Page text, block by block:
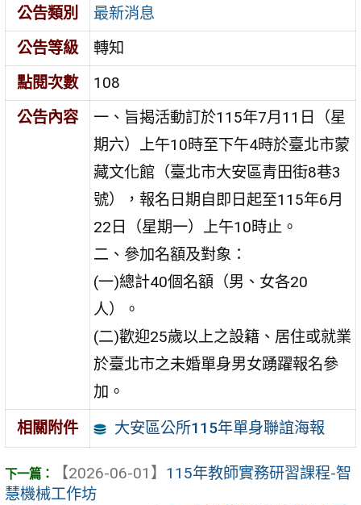
公告類別
最新消息
公告等級
轉知
點閱次數
108
公告內容
一、旨揭活動訂於115年7月11日（星
期六）上午10時至下午4時於臺北市蒙
藏文化館（臺北市大安區青田街8巷3
號），報名日期自即日起至115年6月
22日（星期一）上午10時止。
二、參加名額及對象：
(一)總計40個名額（男、女各20
人）。
(二)歡迎25歲以上之設籍、居住或就業
於臺北市之未婚單身男女踴躍報名參
加。
相關附件
大安區公所115年單身聯誼海報
【2026-06-01】 115年教師實務研習課程-智
慧機械工作坊